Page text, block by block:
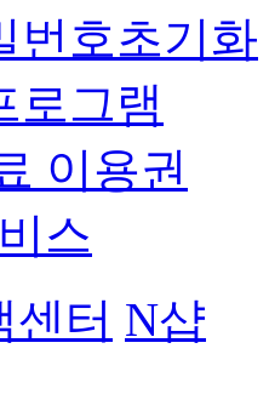
번호초기화
로그램
이용권
스
센터 N샵